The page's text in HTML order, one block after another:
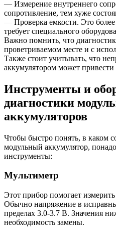
— Измерение внутреннего
сопротивление, тем хуже
— Проверка емкости. Это более
требует специального
Важно помнить, что
проветриваемом месте и с
Также стоит учитывать, что
аккумулятором может
Инструменты и
диагностики
аккумуляторов
Чтобы быстро понять, в каком
модульный аккумулятор,
инструменты:
Мультиметр
Этот прибор помогает
Обычно напряжение в
пределах 3.0-3.7 В. Значения
необходимость замены.